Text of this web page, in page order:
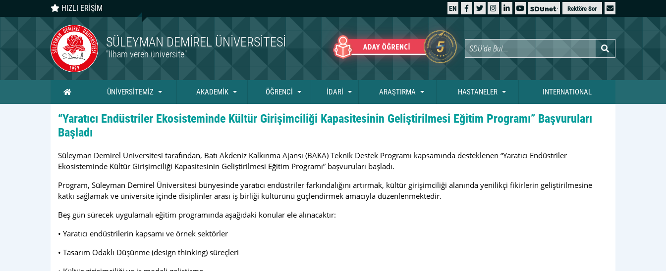
HIZLI ERİŞİM EN Rektöre Sor
SÜLEYMAN DEMIREL ÜNIVERSITESI
"İlham veren üniversite"
Ana Sayfa ÜNİVERSİTEMİZ AKADEMİK ÖĞRENCİ İDARİ ARAŞTIRMA HASTANELER INTERNATIONAL
“Yaratıcı Endüstriler Ekosisteminde Kültür Girişimciliği Kapasitesinin Geliştirilmesi Eğitim Programı” Başvuruları
Başladı
Süleyman Demirel Üniversitesi tarafından, Batı Akdeniz Kalkınma Ajansı (BAKA) Teknik Destek Programı kapsamında desteklenen “Yaratıcı Endüstriler
Ekosisteminde Kültür Girişimciliği Kapasitesinin Geliştirilmesi Eğitim Programı” başvuruları başladı.
Program, Süleyman Demirel Üniversitesi bünyesinde yaratıcı endüstriler farkındalığını artırmak, kültür girişimciliği alanında yenilikçi fikirlerin geliştirilmesine
katkı sağlamak ve üniversite içinde disiplinler arası iş birliği kültürünü güçlendirmek amacıyla düzenlenmektedir.
Beş gün sürecek uygulamalı eğitim programında aşağıdaki konular ele alınacaktır:
• Yaratıcı endüstrilerin kapsamı ve örnek sektörler
• Tasarım Odaklı Düşünme (design thinking) süreçleri